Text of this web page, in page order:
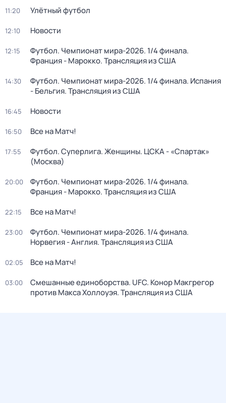
11:20 Улётный футбол
12:10 Новости
12:15
Футбол. Чемпионат мира-2026. 1/4 финала.
Франция - Марокко. Трансляция из США
14:30
Футбол. Чемпионат мира-2026. 1/4 финала. Испания
- Бельгия. Трансляция из США
16:45 Новости
16:50 Все на Матч!
17:55
Футбол. Суперлига. Женщины. ЦСКА - «Спартак»
(Москва)
20:00
Футбол. Чемпионат мира-2026. 1/4 финала.
Франция - Марокко. Трансляция из США
22:15 Все на Матч!
23:00
Футбол. Чемпионат мира-2026. 1/4 финала.
Норвегия - Англия. Трансляция из США
02:05 Все на Матч!
03:00
Смешанные единоборства. UFC. Конор Макгрегор
против Макса Холлоуэя. Трансляция из США